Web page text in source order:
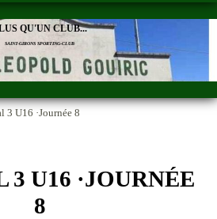
QU'UN CLUB...
SAINT-GIRONS SPORTING-CLUB
3 U16 ·Journée 8
U16 ·JOURNÉE
8